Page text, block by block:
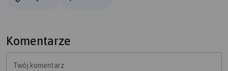
Komentarze
Twój komentarz